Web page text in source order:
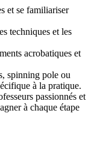
et se familiariser
techniques et les
acrobatiques et
spinning pole ou
à la pratique.
passionnés et
à chaque étape